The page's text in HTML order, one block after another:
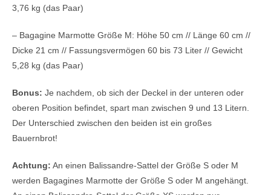
3,76 kg (das Paar)
– Bagagine Marmotte Größe M: Höhe 50 cm // Länge 60 cm //
Dicke 21 cm // Fassungsvermögen 60 bis 73 Liter // Gewicht
5,28 kg (das Paar)
Bonus: Je nachdem, ob sich der Deckel in der unteren oder
oberen Position befindet, spart man zwischen 9 und 13 Litern.
Der Unterschied zwischen den beiden ist ein großes
Bauernbrot!
Achtung: An einen Balissandre-Sattel der Größe S oder M
werden Bagagines Marmotte der Größe S oder M angehängt.